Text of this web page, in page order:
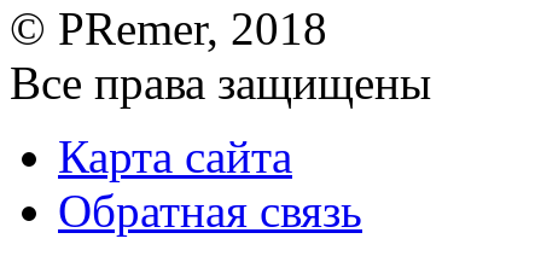
© PRemer, 2018
Все права защищены
Карта сайта
Обратная связь